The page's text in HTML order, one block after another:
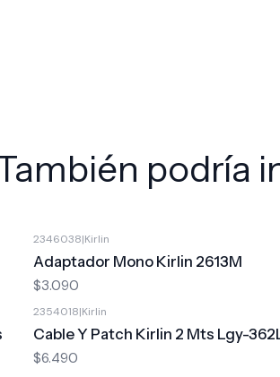
podría
2346038|Kirlin
Adaptador Mono Kirlin 2613M
$3.090
2354018|Kirlin
Cable Y Patch Kirlin 2 Mts Lgy-
$6.490